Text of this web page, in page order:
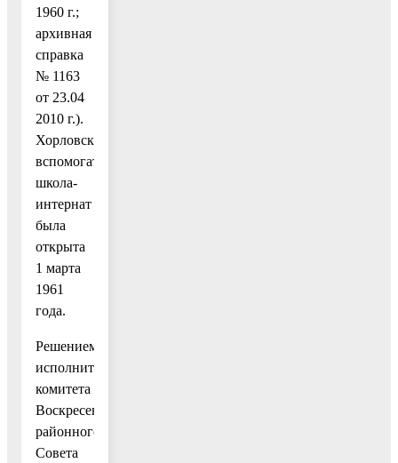
1960 г.;
архивная
справка
№ 1163
от 23.04
2010 г.).
Хорловская
вспомогательная
школа-
интернат
была
открыта
1 марта
1961
года.
Решением
исполнительного
комитета
Воскресенского
районного
Совета